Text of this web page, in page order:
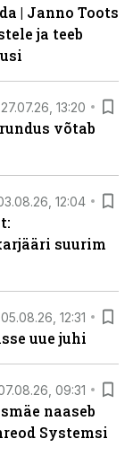
| Janno Toots
ja teeb
27.07.26, 13:20
võtab
12:04
suurim
05.08.26, 12:31
uue juhi
09:31
naaseb
Systemsi